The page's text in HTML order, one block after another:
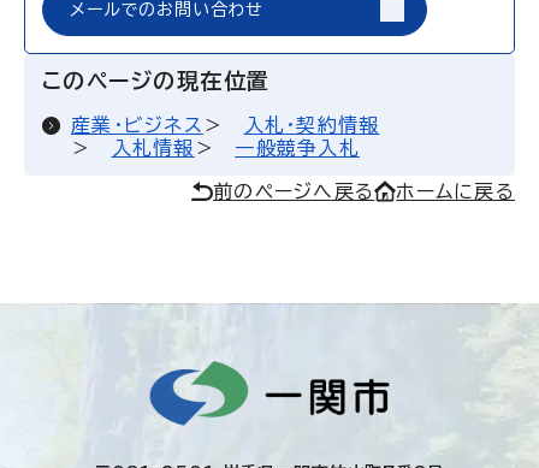
メールでのお問い合わせ
このページの現在位置
産業・ビジネス
入札・契約情報
入札情報
一般競争入札
前のページへ戻る ホームに戻る